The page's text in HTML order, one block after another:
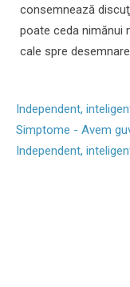
consemnează
poate ceda nimănui
cale spre
Independent,
Simptome - Avem
Independent,